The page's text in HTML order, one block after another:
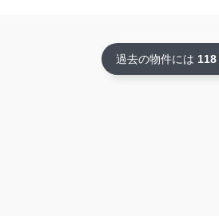
過去の物件には 118